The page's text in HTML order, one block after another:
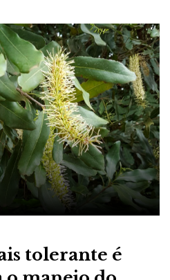
tolerante é